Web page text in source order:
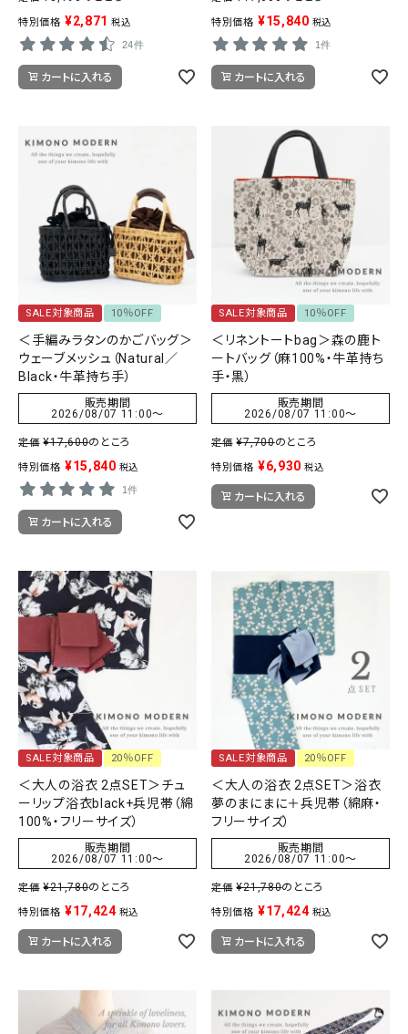
特別価格 ¥2,871 税込
24件
カートに入れる
特別価格 ¥15,840 税込
1件
カートに入れる
SALE対象商品 10％OFF
＜手編みラタンのかごバッグ＞
ウェーブメッシュ（Natural／
Black・牛革持ち手）
販売期間
2026/08/07 11:00〜
定価 ¥17,600のところ
特別価格 ¥15,840 税込
1件
カートに入れる
SALE対象商品 10％OFF
＜リネントートbag＞森の鹿ト
ートバッグ（麻100%・牛革持ち
手・黒）
販売期間
2026/08/07 11:00〜
定価 ¥7,700のところ
特別価格 ¥6,930 税込
カートに入れる
SALE対象商品 20％OFF
＜大人の浴衣 2点SET＞チュ
ーリップ浴衣black+兵児帯（綿
100%・フリーサイズ）
販売期間
2026/08/07 11:00〜
定価 ¥21,780のところ
特別価格 ¥17,424 税込
カートに入れる
SALE対象商品 20％OFF
＜大人の浴衣 2点SET＞浴衣
夢のまにまに＋兵児帯（綿麻・
フリーサイズ）
販売期間
2026/08/07 11:00〜
定価 ¥21,780のところ
特別価格 ¥17,424 税込
カートに入れる